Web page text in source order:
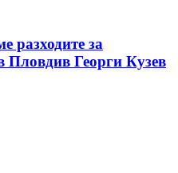
разходите за
Пловдив Георги Кузев